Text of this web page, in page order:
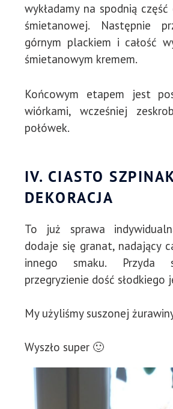
wykładamy na spodnią
śmietanowej. Następnie
górnym plackiem i całość
śmietanowym kremem.
Końcowym etapem jest
wiórkami, wcześniej
połówek.
IV. CIASTO
DEKORACJA
To już sprawa
dodaje się granat, nadający
innego smaku.
przegryzienie dość słodkiego
My użyliśmy suszonej
Wyszło super 🙂